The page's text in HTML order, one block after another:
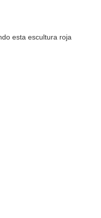
esta escultura roja